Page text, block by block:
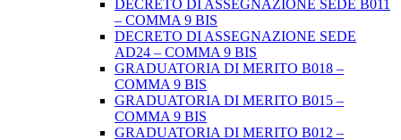
DECRETO DI ASSEGNAZIONE SEDE B011
– COMMA 9 BIS
DECRETO DI ASSEGNAZIONE SEDE
AD24 – COMMA 9 BIS
GRADUATORIA DI MERITO B018 –
COMMA 9 BIS
GRADUATORIA DI MERITO B015 –
COMMA 9 BIS
GRADUATORIA DI MERITO B012 –